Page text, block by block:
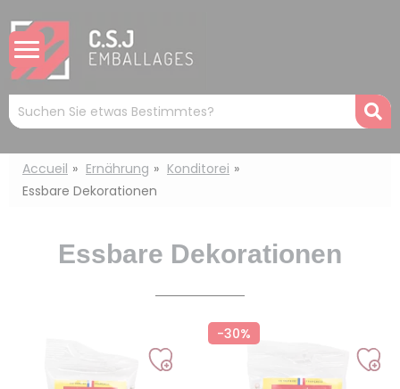
Mots
clés
:
Accueil Ernährung
Konditorei
Essbare Dekorationen
Essbare Dekorationen
-30%